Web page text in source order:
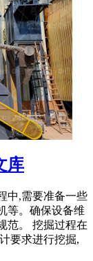
库
中,需要准备一些
等。确保设备维
范。 挖掘过程在
要求进行挖掘,